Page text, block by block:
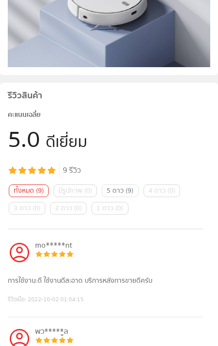
รีวิวสินค้า
คะแนนเฉลี่ย
5.0 ดีเยี่ยม
9รีวิว
ทั้งหมด (9) มีรูปภาพ (0) 5 ดาว (9) 4 ดาว (0)
3 ดาว (0) 2 ดาว (0) 1 ดาว (0)
mo*****nt
การใช้งาน:ดี ใช้งานดี​สะอาด​ บริการหลังการขายดีครับ
รีวิวเมื่อ: 2022-10-02 01:04:15
พว*****ูล